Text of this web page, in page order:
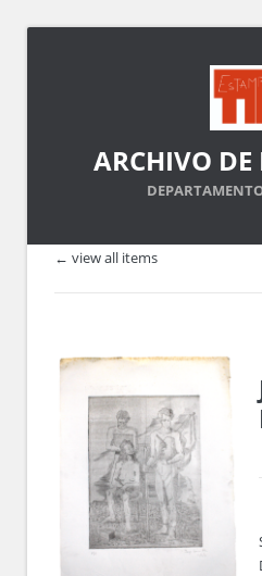
ARCHIVO DE
← view all items